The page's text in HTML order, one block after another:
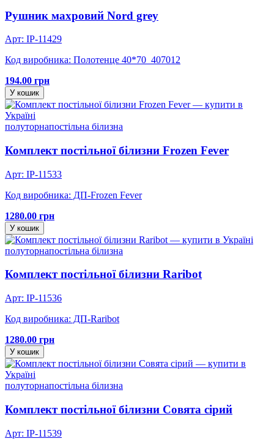
Рушник махровий Nord grey
Арт: IP-11429
Код виробника: Полотенце 40*70_407012
194.00 грн
У кошик
полуторнапостільна білизна
Комплект постільної білизни Frozen Fever
Арт: IP-11533
Код виробника: ДП-Frozen Fever
1280.00 грн
У кошик
полуторнапостільна білизна
Комплект постільної білизни Raribot
Арт: IP-11536
Код виробника: ДП-Raribot
1280.00 грн
У кошик
полуторнапостільна білизна
Комплект постільної білизни Совята сірий
Арт: IP-11539